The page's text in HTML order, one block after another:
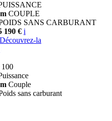
COUPLE
SANS CARBURANT
190 € i
Découvrez-la
100
Couple
sans carburant